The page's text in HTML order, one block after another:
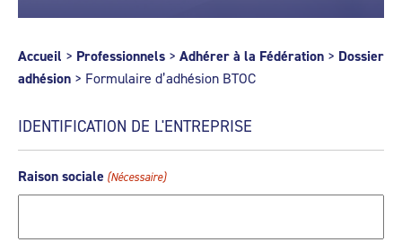
Accueil > Professionnels > Adhérer à la Fédération > Dossier
adhésion > Formulaire d’adhésion BTOC
IDENTIFICATION DE L'ENTREPRISE
Raison sociale (Nécessaire)